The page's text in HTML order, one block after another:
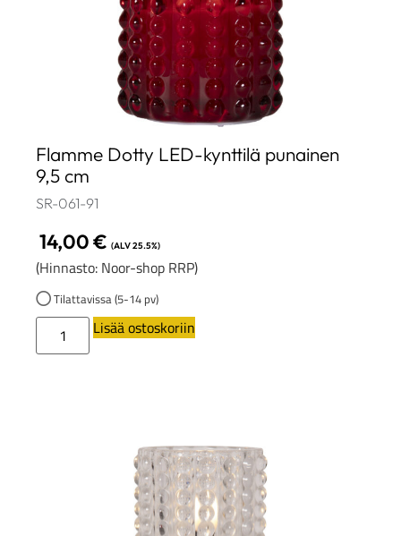
Flamme Dotty LED-kynttilä punainen
9,5 cm
SR-061-91
14,00€ (ALV 25.5%)
(Hinnasto: Noor-shop RRP)
Tilattavissa (5-14 pv)
Lisää ostoskoriin